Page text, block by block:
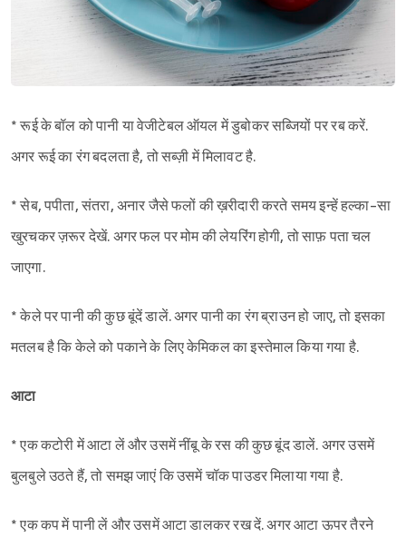
* रूई के बॉल को पानी या वेजीटेबल ऑयल में डुबोकर सब्जियों पर रब करें.
अगर रूई का रंग बदलता है, तो सब्ज़ी में मिलावट है.
* सेब, पपीता, संतरा, अनार जैसे फलों की ख़रीदारी करते समय इन्हें हल्का-सा
खुरचकर ज़रूर देखें. अगर फल पर मोम की लेयरिंग होगी, तो साफ़ पता चल
जाएगा.
* केले पर पानी की कुछ बूंदें डालें. अगर पानी का रंग ब्राउन हो जाए, तो इसका
मतलब है कि केले को पकाने के लिए केमिकल का इस्तेमाल किया गया है.
आटा
* एक कटोरी में आटा लें और उसमें नींबू के रस की कुछ बूंद डालें. अगर उसमें
बुलबुले उठते हैं, तो समझ जाएं कि उसमें चॉक पाउडर मिलाया गया है.
* एक कप में पानी लें और उसमें आटा डालकर रख दें. अगर आटा ऊपर तैरने